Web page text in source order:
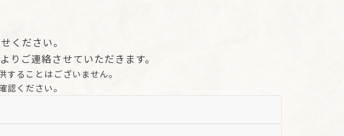
ください。
り ご連絡させていただきます。
することはございません。
認ください。